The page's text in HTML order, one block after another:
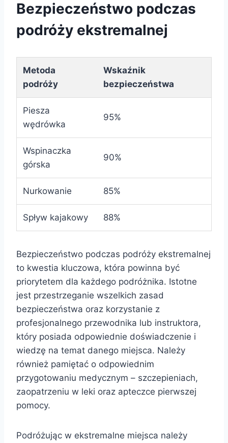
Bezpieczeństwo podczas
podróży ekstremalnej
Metoda
podróży
Wskaźnik
bezpieczeństwa
Piesza
wędrówka
95%
Wspinaczka
górska
90%
Nurkowanie 85%
Spływ kajakowy 88%
Bezpieczeństwo podczas podróży ekstremalnej
to kwestia kluczowa, która powinna być
priorytetem dla każdego podróżnika. Istotne
jest przestrzeganie wszelkich zasad
bezpieczeństwa oraz korzystanie z
profesjonalnego przewodnika lub instruktora,
który posiada odpowiednie doświadczenie i
wiedzę na temat danego miejsca. Należy
również pamiętać o odpowiednim
przygotowaniu medycznym – szczepieniach,
zaopatrzeniu w leki oraz apteczce pierwszej
pomocy.
Podróżując w ekstremalne miejsca należy